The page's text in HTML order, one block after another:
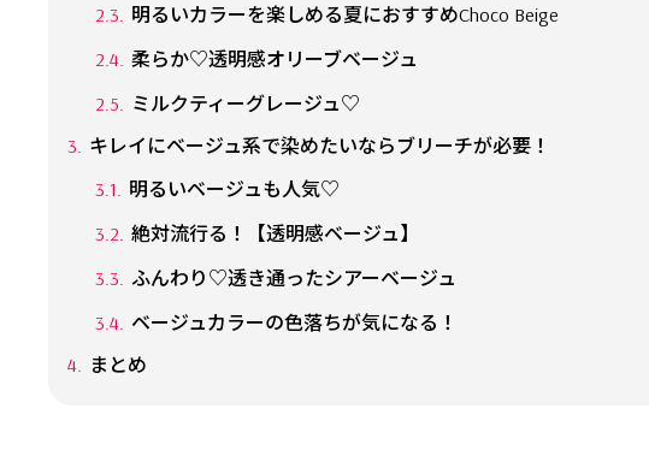
明るいカラーを楽しめる夏におすすめChoco Beige
柔らか♡透明感オリーブベージュ
ミルクティーグレージュ♡
キレイにベージュ系で染めたいならブリーチが必要！
明るいベージュも人気♡
絶対流行る！【透明感ベージュ】
ふんわり♡透き通ったシアーベージュ
ベージュカラーの色落ちが気になる！
まとめ